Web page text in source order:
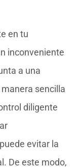
en tu
inconveniente
a una
sencilla
diligente
evitar la
De este modo,